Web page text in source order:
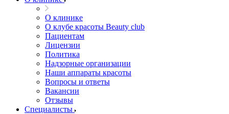
О клинике
О клубе красоты Beauty club
Пациентам
Лицензии
Политика
Надзорные организации
Наши аппараты красоты
Вопросы и ответы
Вакансии
Отзывы
Специалисты